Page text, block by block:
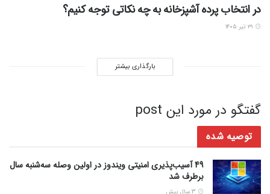
در انتخاب پرده آشپزخانه به چه نکاتی توجه کنیم؟
بارگذاری بیشتر
گفتگو در مورد این post
توصیه شده
49 آسیب‌پذیری امنیتی ویندوز در اولین وصله سه‌شنبه سال
برطرف شد